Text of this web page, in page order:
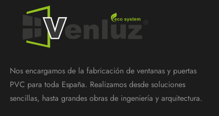
Nos encargamos de la fabricación de ventanas y puertas
PVC para toda España. Realizamos desde soluciones
sencillas, hasta grandes obras de ingeniería y arquitectura.